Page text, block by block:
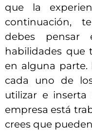
que la
continuación,
debes
habilidades que
en alguna parte.
cada uno de
utilizar e
empresa está
crees que